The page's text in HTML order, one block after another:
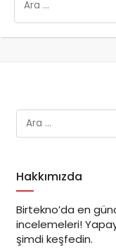
Hakkımızda
Birtekno’da en
incelemeleri!
şimdi keşfedin.